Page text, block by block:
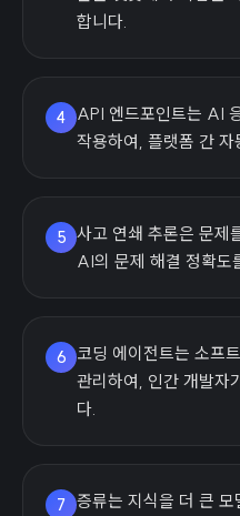
합니다.
4
API 엔드포인트는 AI
작용하여, 플랫폼 간
5 사고 연쇄 추론은 문제
AI의 문제 해결 정확도
6
코딩 에이전트는 소프
관리하여, 인간 개발자
다.
7
증류는 지식을 더 큰